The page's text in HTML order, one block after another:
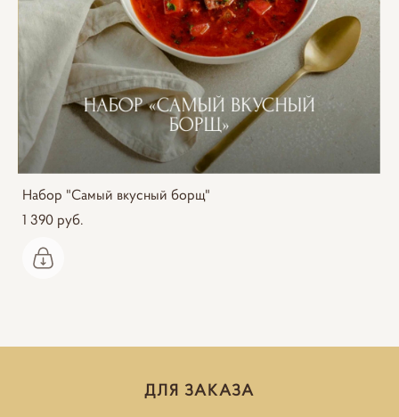
Набор "Самый вкусный борщ"
1 390 pуб.
ДЛЯ ЗАКАЗА